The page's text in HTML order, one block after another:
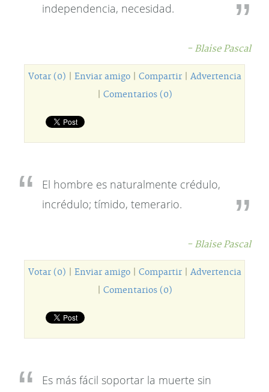
independencia, necesidad.
- Blaise Pascal
Votar (0) Enviar amigo| Compartir| Advertencia
Comentarios (0)
El hombre es naturalmente crédulo,
incrédulo; tímido, temerario.
- Blaise Pascal
Votar (0) Enviar amigo| Compartir| Advertencia
Comentarios (0)
Es más fácil soportar la muerte sin